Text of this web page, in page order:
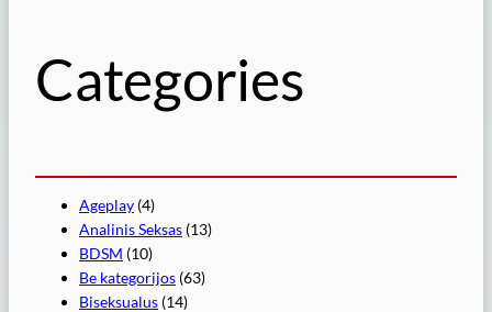
Categories
Ageplay (4)
Analinis Seksas (13)
BDSM (10)
Be kategorijos (63)
Biseksualus (14)